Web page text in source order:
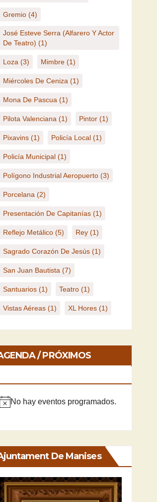
Gremio(4)
José Esteve Serra (Alfarero Y Actor
De Teatro) (1)
Loza (3) Mimbre(1)
Miércoles De Ceniza (1)
Mona De Pascua (1)
Pilota Valenciana (1) Pintor(1)
Pixavins(1) Policía Local(1)
Policía Municipal(1)
Polígono Industrial Aeropuerto(3)
Porcelana (2)
Presentación De Capitanías(1)
Reflejo Metálico(5) Rey(1)
Sagrado Corazón De Jesús(1)
San Juan Bautista (7)
Santuarios(1) Teatro(1)
Vistas Aéreas(1) XL Hores(1)
/ PRÓXIMOS
A
No hay eventos programados.
De Manises